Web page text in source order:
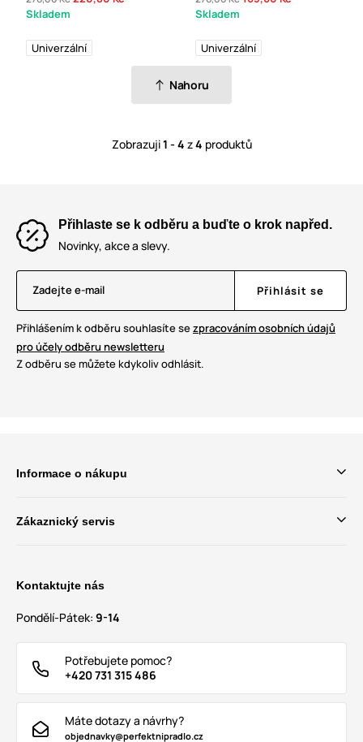
Skladem
Univerzální
Skladem
Univerzální
Nahoru
Zobrazuji1 - 4 z4 produktů
Přihlaste se k odběru a buďte o krok napřed.
Novinky, akce a slevy.
Zadejte e-mail Přihlásit se
Přihlášením k odběru souhlasíte sezpracováním osobních údajů
pro účely odběru newsletteru
Z odběru se můžete kdykoliv odhlásit.
Informace o nákupu
Zákaznický servis
Kontaktujte nás
Pondělí-Pátek: 9-14
Potřebujete pomoc?
+420 731 315 486
Máte dotazy a návrhy?
objednavky@perfektnipradlo.cz